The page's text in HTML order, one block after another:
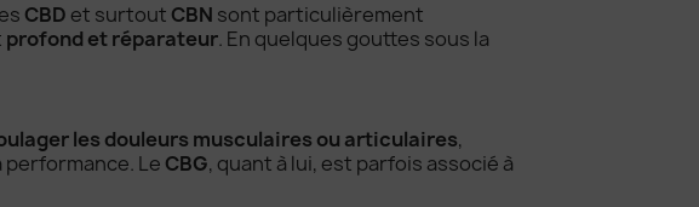
CBD et surtout CBN sont particulièrement
profond et réparateur. En quelques gouttes sous la
les douleurs musculaires ou articulaires,
performance. Le CBG, quant à lui, est parfois associé à